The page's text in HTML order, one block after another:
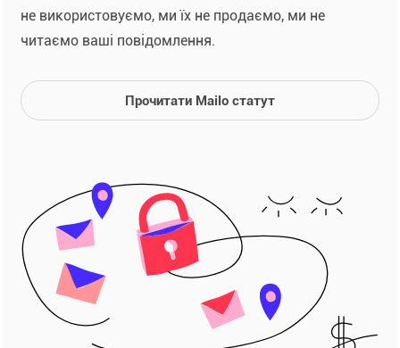
не використовуємо, ми їх не продаємо, ми не
читаємо ваші повідомлення.
Прочитати Mailo статут